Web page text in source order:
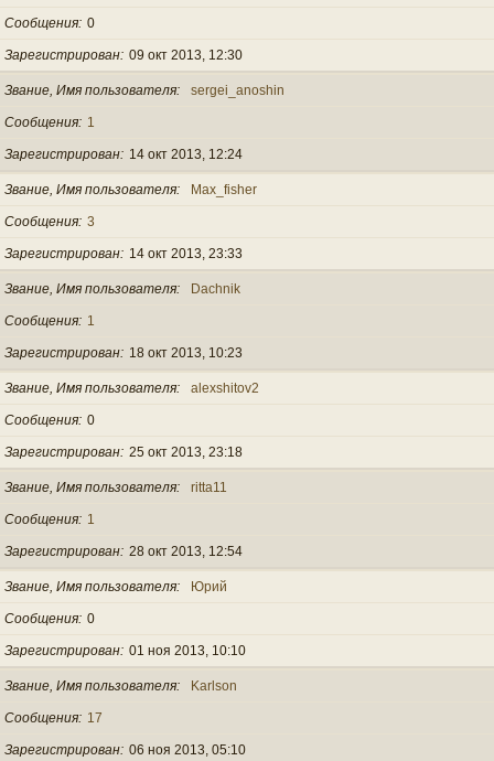
Сообщения 0
Зарегистрирован 09 окт 2013, 12:30
Звание, Имя пользователя sergei_anoshin
Сообщения 1
Зарегистрирован 14 окт 2013, 12:24
Звание, Имя пользователя Max_fisher
Сообщения 3
Зарегистрирован 14 окт 2013, 23:33
Звание, Имя пользователя Dachnik
Сообщения 1
Зарегистрирован 18 окт 2013, 10:23
Звание, Имя пользователя alexshitov2
Сообщения 0
Зарегистрирован 25 окт 2013, 23:18
Звание, Имя пользователя ritta11
Сообщения 1
Зарегистрирован 28 окт 2013, 12:54
Звание, Имя пользователя Юрий
Сообщения 0
Зарегистрирован 01 ноя 2013, 10:10
Звание, Имя пользователя Karlson
Сообщения 17
Зарегистрирован 06 ноя 2013, 05:10